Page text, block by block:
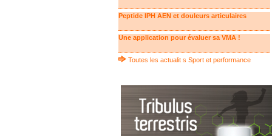
Peptide IPH AEN et douleurs articulaires
Une application pour évaluer sa VMA !
Toutes les actualit s Sport et performance